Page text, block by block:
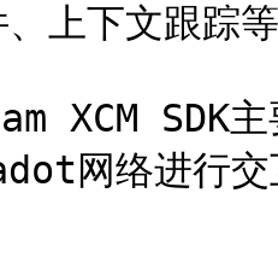
上下文跟踪
XCM SDK
网络进行交